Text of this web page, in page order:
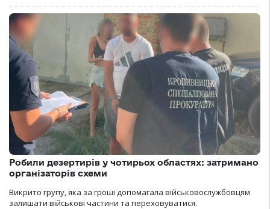
Робили дезертирів у чотирьох областях: затримано
організаторів схеми
Викрито групу, яка за гроші допомагала військовослужбовцям
залишати військові частини та переховуватися.